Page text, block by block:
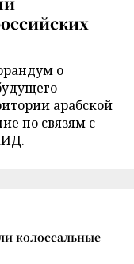
о
арабской
по связям с
колоссальные